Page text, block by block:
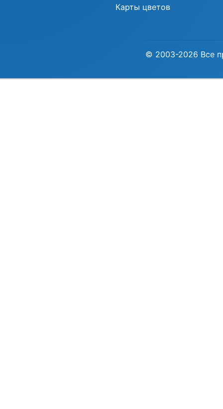
Карты цветов
© 2003-2026 Все